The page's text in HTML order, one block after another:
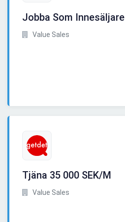
Jobba Som Innesäljare
Value Sales
Tjäna 35 000 SEK/M
Value Sales